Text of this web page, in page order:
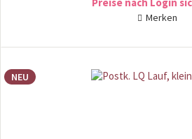
Preise nach Login
Merken
NEU